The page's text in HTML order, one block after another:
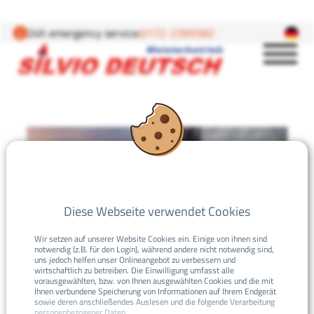
Plumbing
Bathroom
Electro
24h emergency service:0172-2395582
Diese Webseite verwendet Cookies
Wir setzen auf unserer Website Cookies ein. Einige von ihnen sind
notwendig (z.B. für den Login), während andere nicht notwendig sind,
uns jedoch helfen unser Onlineangebot zu verbessern und
wirtschaftlich zu betreiben. Die Einwilligung umfasst alle
vorausgewählten, bzw. von Ihnen ausgewählten Cookies und die mit
Ihnen verbundene Speicherung von Informationen auf Ihrem Endgerät
sowie deren anschließendes Auslesen und die folgende Verarbeitung